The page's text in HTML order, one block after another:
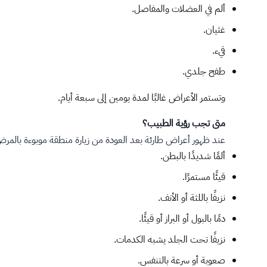
ألم في العضلات والمفاصل.
غثيان.
قيء.
طفح جلدي.
وتستمر الأعراض غالبًا لمدة يومين إلى سبعة أيام.
متى تجب رؤية الطبيب؟
عند ظهور أعراض طارئة بعد العودة من زيارة منطقة موبوءة
ألمًا شديدًا بالبطن.
قيئًا مستمرًا.
نزيفًا باللثة أو الأنف.
دمًا بالبول أو البراز أو قيئًا.
نزيفًا تحت الجلد يشبه الكدمات.
صعوبة أو سرعة بالتنفس.